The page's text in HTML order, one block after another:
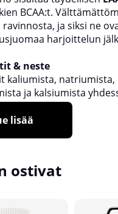
BCAA:t.
ravinnosta, ja siksi ne
harjoittelun
& neste
kaliumista, natriumista,
ja kalsiumista
(CocoMineral®)
hyvän valinnan
jälkeen.
sisältää3 g
lisää
ostivat